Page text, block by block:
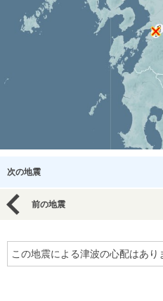
次の地震
前の地震
この地震による津波の心配はあり